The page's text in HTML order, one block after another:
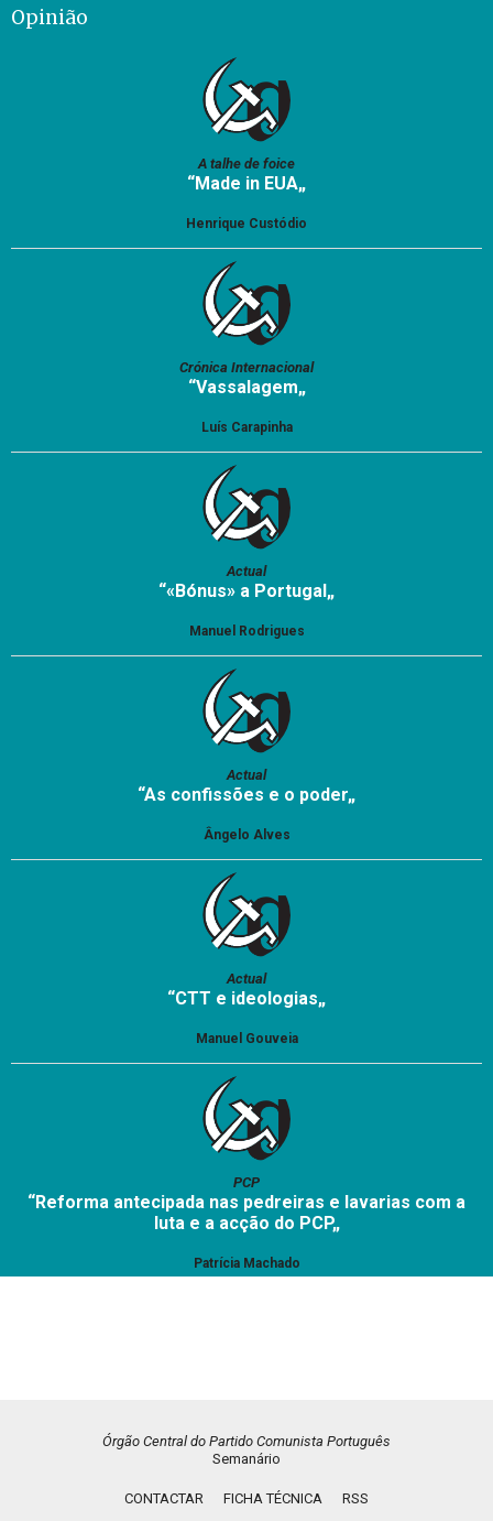
Opinião
A talhe de foice
“Made in EUA„
Henrique Custódio
Crónica Internacional
“Vassalagem„
Luís Carapinha
Actual
“«Bónus» a Portugal„
Manuel Rodrigues
Actual
“As confissões e o poder„
Ângelo Alves
Actual
“CTT e ideologias„
Manuel Gouveia
PCP
“Reforma antecipada nas pedreiras e lavarias com a
luta e a acção do PCP„
Patrícia Machado
Órgão Central do Partido Comunista Português
Semanário
CONTACTAR FICHA TÉCNICA RSS